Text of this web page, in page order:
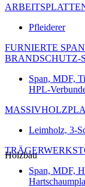
Pfleiderer
FURNIERTE
BRANDSCHUTZ-
Span, MDF,
HPL-
Leimholz, 3-
Span, MDF,
Holzbau